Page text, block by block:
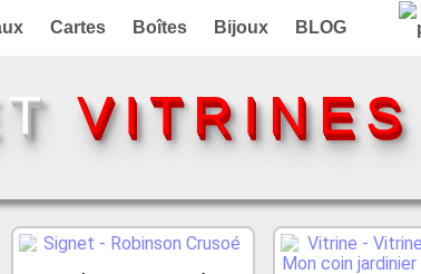
Cartes Boîtes Bijoux BLOG
VITRINES